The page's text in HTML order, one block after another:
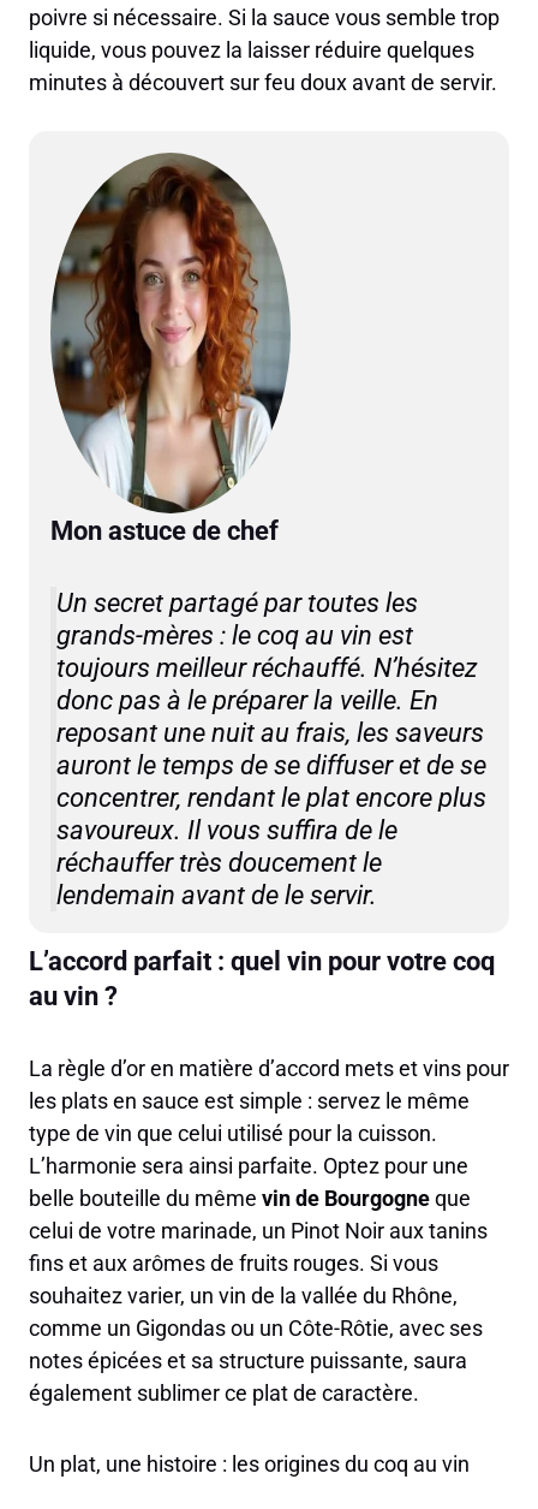
poivre si nécessaire. Si la sauce vous semble trop
liquide, vous pouvez la laisser réduire quelques
minutes à découvert sur feu doux avant de servir.
Mon astuce de chef
Un secret partagé par toutes les
grands-mères : le coq au vin est
toujours meilleur réchauffé. N’hésitez
donc pas à le préparer la veille. En
reposant une nuit au frais, les saveurs
auront le temps de se diffuser et de se
concentrer, rendant le plat encore plus
savoureux. Il vous suffira de le
réchauffer très doucement le
lendemain avant de le servir.
L’accord parfait : quel vin pour votre coq
au vin ?
La règle d’or en matière d’accord mets et vins pour
les plats en sauce est simple : servez le même
type de vin que celui utilisé pour la cuisson.
L’harmonie sera ainsi parfaite. Optez pour une
belle bouteille du même vin de Bourgogneque
celui de votre marinade, un Pinot Noir aux tanins
fins et aux arômes de fruits rouges. Si vous
souhaitez varier, un vin de la vallée du Rhône,
comme un Gigondas ou un Côte-Rôtie, avec ses
notes épicées et sa structure puissante, saura
également sublimer ce plat de caractère.
Un plat, une histoire : les origines du coq au vin